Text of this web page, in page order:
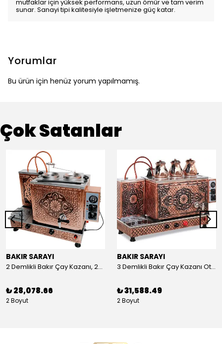
mutfaklar için yüksek performans, uzun ömür ve tam verim
sunar. Sanayi tipi kalitesiyle işletmenize güç katar.
Yorumlar
Bu ürün için henüz yorum yapılmamış.
Çok Satanlar
BAKIR SARAYI
2 Demlikli Bakır Çay Kazanı, 25 Litre
₺ 28,078.66
2 Boyut
BAKIR SARAYI
3 Demlikli Bakır Çay Kazanı Otomatik, 30 Litre
₺ 31,588.49
2 Boyut